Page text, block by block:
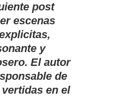
post
escenas
y
El autor
de
en el